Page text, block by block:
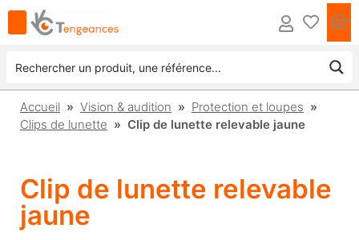
Accueil » Vision & audition » Protection et loupes »
Clips de lunette » Clip de lunette relevable jaune
Clip de lunette relevable
jaune